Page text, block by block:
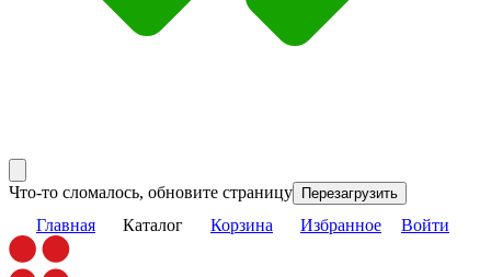
Что-то сломалось, обновите страницу Перезагрузить
Главная Каталог Корзина Избранное Войти